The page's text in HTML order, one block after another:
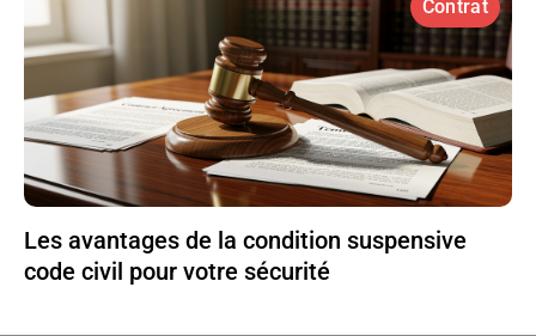
Contrat
Les avantages de la condition suspensive
code civil pour votre sécurité